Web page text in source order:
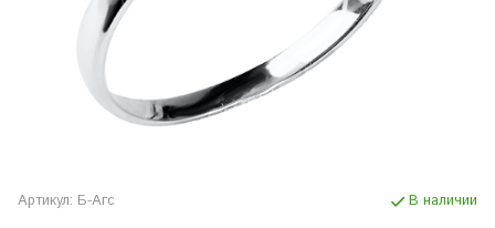
Артикул: Б-Агс В наличии